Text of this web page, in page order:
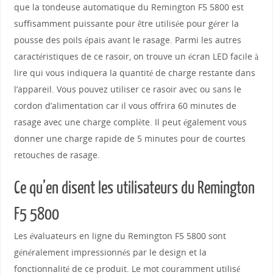
que la tondeuse automatique du Remington F5 5800 est
suffisamment puissante pour être utilisée pour gérer la
pousse des poils épais avant le rasage. Parmi les autres
caractéristiques de ce rasoir, on trouve un écran LED facile à
lire qui vous indiquera la quantité de charge restante dans
l’appareil. Vous pouvez utiliser ce rasoir avec ou sans le
cordon d’alimentation car il vous offrira 60 minutes de
rasage avec une charge complète. Il peut également vous
donner une charge rapide de 5 minutes pour de courtes
retouches de rasage.
Ce qu’en disent les utilisateurs du Remington
F5 5800
Les évaluateurs en ligne du Remington F5 5800 sont
généralement impressionnés par le design et la
fonctionnalité de ce produit. Le mot couramment utilisé